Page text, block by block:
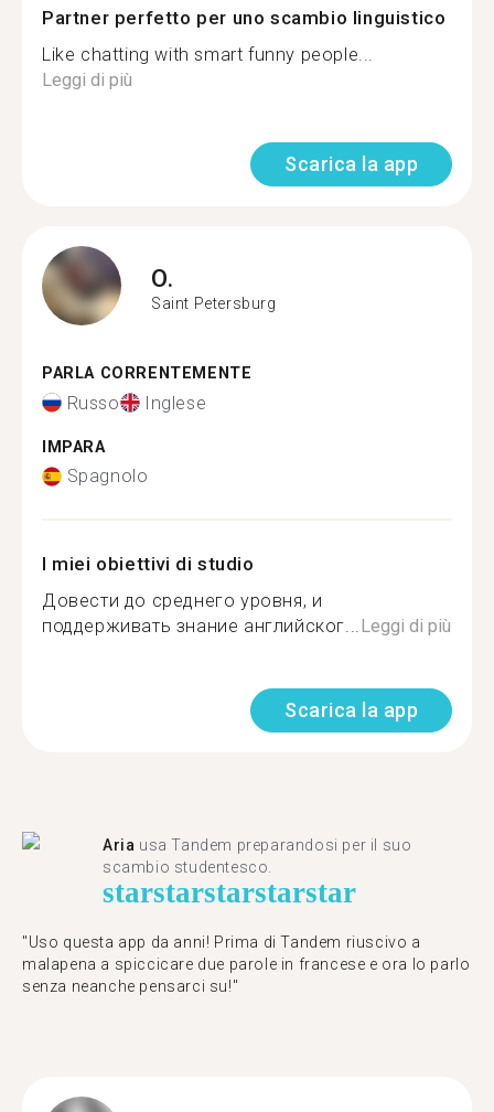
Partner perfetto per uno scambio linguistico
Like chatting with smart funny people...
Leggi di più
Scarica la app
O.
Saint Petersburg
PARLA CORRENTEMENTE
Russo Inglese
IMPARA
Spagnolo
I miei obiettivi di studio
Довести до среднего уровня, и
поддерживать знание английског...Leggi di più
Scarica la app
Aria usa Tandem preparandosi per il suo
scambio studentesco.
starstarstarstarstar
"Uso questa app da anni! Prima di Tandem riuscivo a
malapena a spiccicare due parole in francese e ora lo parlo
senza neanche pensarci su!"